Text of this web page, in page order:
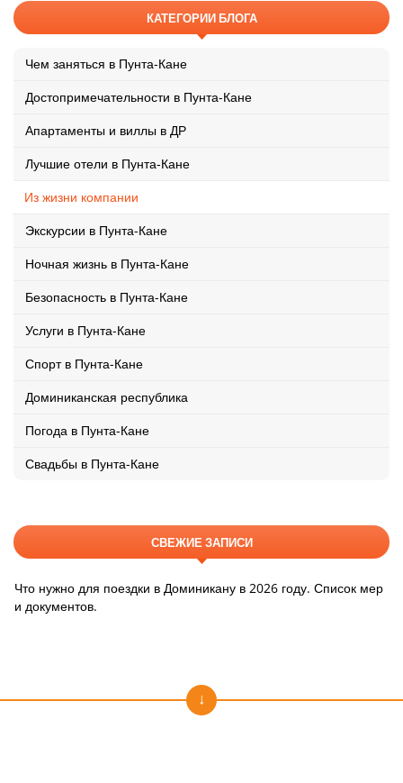
КАТЕГОРИИ БЛОГА
Чем заняться в Пунта-Кане
Достопримечательности в Пунта-Кане
Апартаменты и виллы в ДР
Лучшие отели в Пунта-Кане
Из жизни компании
Экскурсии в Пунта-Кане
Ночная жизнь в Пунта-Кане
Безопасность в Пунта-Кане
Услуги в Пунта-Кане
Спорт в Пунта-Кане
Доминиканская республика
Погода в Пунта-Кане
Свадьбы в Пунта-Кане
СВЕЖИЕ ЗАПИСИ
Что нужно для поездки в Доминикану в 2026 году. Список мер
и документов.